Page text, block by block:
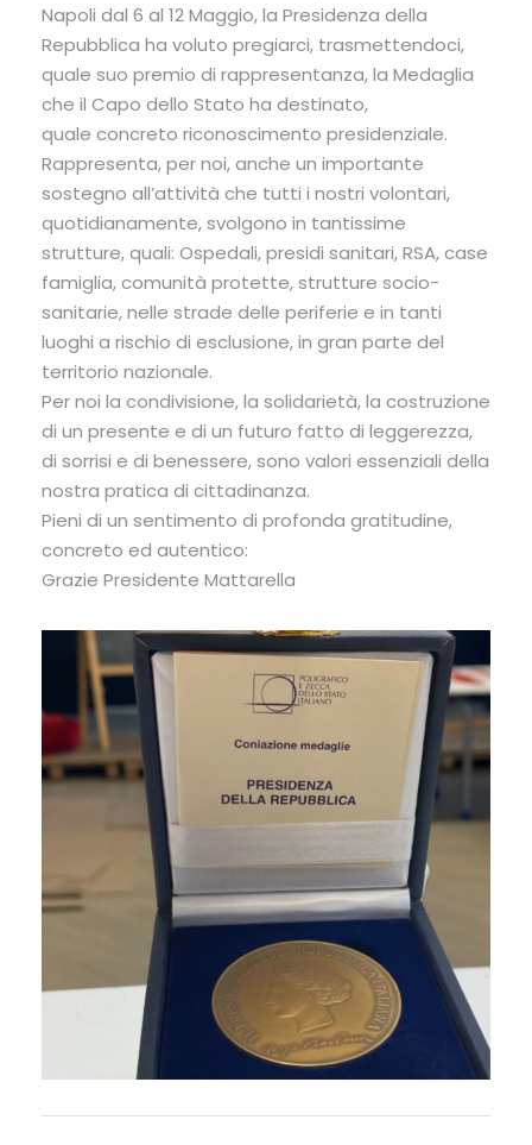
Napoli dal 6 al 12 Maggio, la Presidenza della
Repubblica ha voluto pregiarci, trasmettendoci,
quale suo premio di rappresentanza, la Medaglia
che il Capo dello Stato ha destinato,
quale concreto riconoscimento presidenziale.
Rappresenta, per noi, anche un importante
sostegno all’attività che tutti i nostri volontari,
quotidianamente, svolgono in tantissime
strutture, quali: Ospedali, presidi sanitari, RSA, case
famiglia, comunità protette, strutture socio-
sanitarie, nelle strade delle periferie e in tanti
luoghi a rischio di esclusione, in gran parte del
territorio nazionale.
Per noi la condivisione, la solidarietà, la costruzione
di un presente e di un futuro fatto di leggerezza,
di sorrisi e di benessere, sono valori essenziali della
nostra pratica di cittadinanza.
Pieni di un sentimento di profonda gratitudine,
concreto ed autentico:
Grazie Presidente Mattarella